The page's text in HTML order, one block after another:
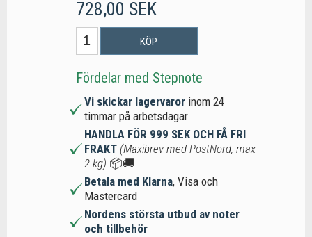
728,00 SEK
KÖP
Fördelar med Stepnote
Vi skickar lagervaror inom 24
timmar på arbetsdagar
HANDLA FÖR 999 SEK OCH FÅ FRI
FRAKT (Maxibrev med PostNord, max
2 kg) 📦🚚
Betala med Klarna, Visa och
Mastercard
Nordens största utbud av noter
och tillbehör